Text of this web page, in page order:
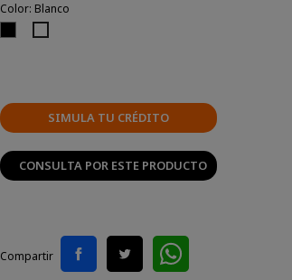
Color: Blanco
SIMULA TU CRÉDITO
CONSULTA POR ESTE PRODUCTO
Compartir